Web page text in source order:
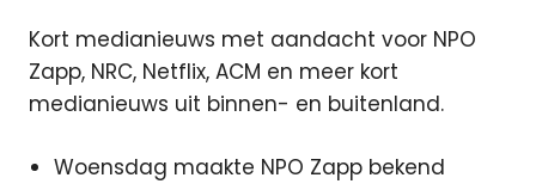
Kort medianieuws met aandacht voor NPO
Zapp, NRC, Netflix, ACM en meer kort
medianieuws uit binnen- en buitenland.
Woensdag maakte NPO Zapp bekend